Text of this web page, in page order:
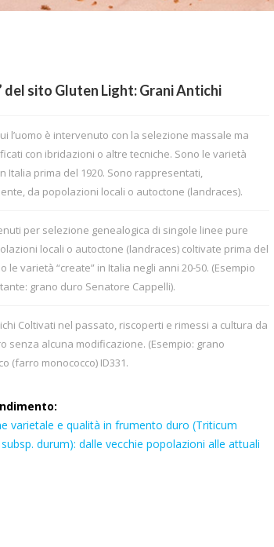
del sito Gluten Light: Grani Antichi
l’uomo è intervenuto con la selezione massale ma
con ibridazioni o altre tecniche. Sono le varietà
Italia prima del 1920. Sono rappresentati,
da popolazioni locali o autoctone (landraces).
per selezione genealogica di singole linee pure
locali o autoctone (landraces) coltivate prima del
le varietà “create” in Italia negli anni 20-50. (Esempio
grano duro Senatore Cappelli).
Coltivati nel passato, riscoperti e rimessi a cultura da
senza alcuna modificazione. (Esempio: grano
(farro monococco) ID331.
varietale e qualità in frumento duro (Triticum
durum): dalle vecchie popolazioni alle attuali